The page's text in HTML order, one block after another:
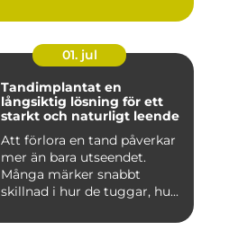
01. jul
Tandimplantat en
långsiktig lösning för ett
starkt och naturligt leende
Att förlora en tand påverkar
mer än bara utseendet.
Många märker snabbt
skillnad i hur de tuggar, hu...